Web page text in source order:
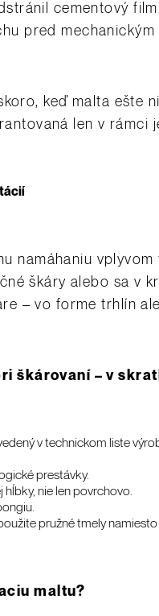
cementový
pred mechanickým
keď malta ešte
len v rámci
namáhaniu
škáry alebo sa v
– vo forme trhlín
škárovaní – v
v technickom liste
prestávky.
nie len povrchovo.
pružné tmely
maltu?